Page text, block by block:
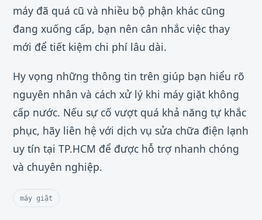
máy đã quá cũ và nhiều bộ phận khác cũng
đang xuống cấp, bạn nên cân nhắc việc thay
mới để tiết kiệm chi phí lâu dài.
Hy vọng những thông tin trên giúp bạn hiểu rõ
nguyên nhân và cách xử lý khi máy giặt không
cấp nước. Nếu sự cố vượt quá khả năng tự khắc
phục, hãy liên hệ với dịch vụ sửa chữa điện lạnh
uy tín tại TP.HCM để được hỗ trợ nhanh chóng
và chuyên nghiệp.
máy giặt